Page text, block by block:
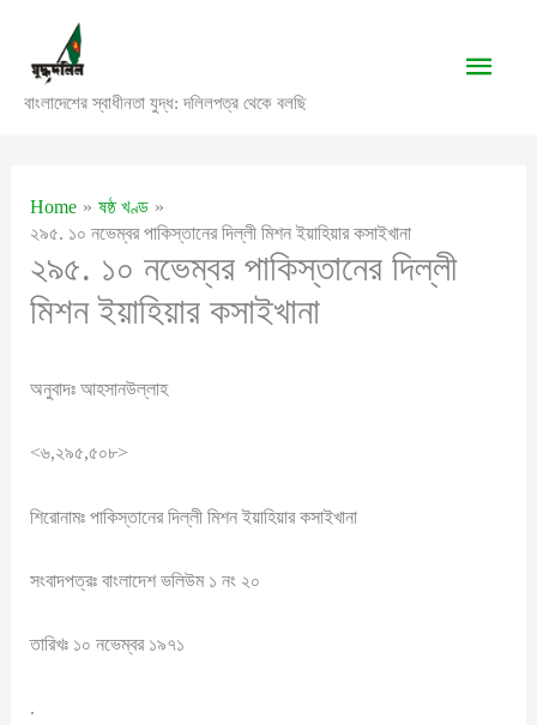
content
বাংলাদেশের স্বাধীনতা যুদ্ধ: দলিলপত্র থেকে বলছি
Main
Home
ষষ্ঠ খণ্ড
২৯৫. ১০ নভেম্বর পাকিস্তানের দিল্লী মিশন ইয়াহিয়ার কসাইখানা
২৯৫. ১০ নভেম্বর পাকিস্তানের দিল্লী
মিশন ইয়াহিয়ার কসাইখানা
অনুবাদঃ আহসানউল্লাহ
<৬,২৯৫,৫০৮>
শিরোনামঃ পাকিস্তানের দিল্লী মিশন ইয়াহিয়ার কসাইখানা
সংবাদপত্রঃ বাংলাদেশ ভলিউম ১ নং ২০
তারিখঃ ১০ নভেম্বর ১৯৭১
.